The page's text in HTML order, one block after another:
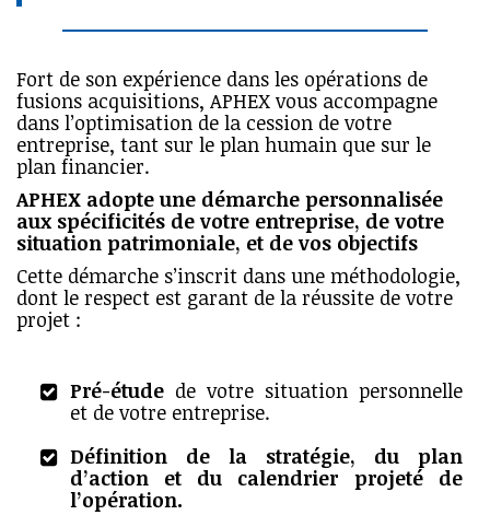
Fort de son expérience dans les opérations de
fusions acquisitions, APHEX vous accompagne
dans l’optimisation de la cession de votre
entreprise, tant sur le plan humain que sur le
plan financier.
APHEX adopte une démarche personnalisée
aux spécificités de votre entreprise, de votre
situation patrimoniale, et de vos objectifs
Cette démarche s’inscrit dans une méthodologie,
dont le respect est garant de la réussite de votre
projet :
Pré-étudede votre situation personnelle
et de votre entreprise.
Définition de la stratégie, du plan
d’action et du calendrier projeté de
l’opération.